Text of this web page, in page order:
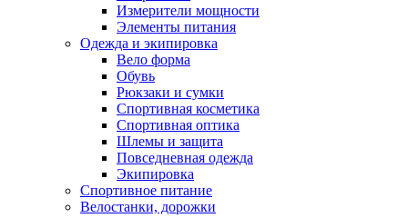
Измерители мощности
Элементы питания
Одежда и экипировка
Вело форма
Обувь
Рюкзаки и сумки
Спортивная косметика
Спортивная оптика
Шлемы и защита
Повседневная одежда
Экипировка
Спортивное питание
Велостанки, дорожки